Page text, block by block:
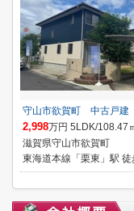
守山市欲賀町 中古戸建
2,998万円 5LDK/108.47
滋賀県守山市欲賀町
東海道本線「栗東」駅